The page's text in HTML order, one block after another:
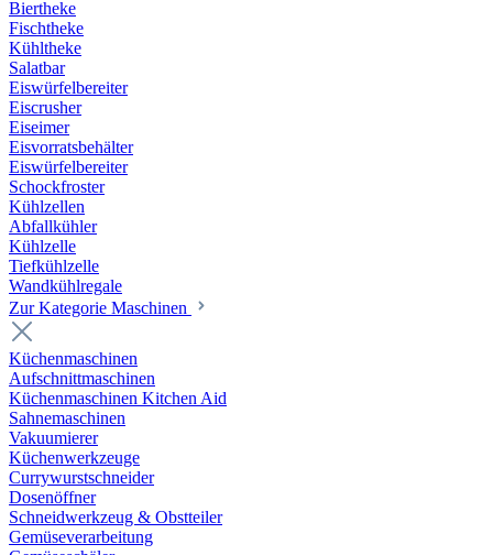
Biertheke
Fischtheke
Kühltheke
Salatbar
Eiswürfelbereiter
Eiscrusher
Eiseimer
Eisvorratsbehälter
Eiswürfelbereiter
Schockfroster
Kühlzellen
Abfallkühler
Kühlzelle
Tiefkühlzelle
Wandkühlregale
Zur Kategorie Maschinen
Küchenmaschinen
Aufschnittmaschinen
Küchenmaschinen Kitchen Aid
Sahnemaschinen
Vakuumierer
Küchenwerkzeuge
Currywurstschneider
Dosenöffner
Schneidwerkzeug & Obstteiler
Gemüseverarbeitung